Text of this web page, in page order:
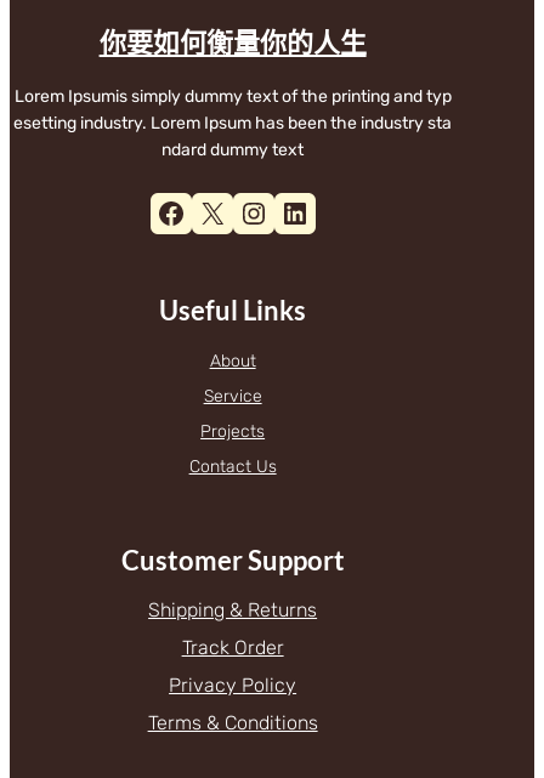
你要如何衡量你的人生
Lorem Ipsumis simply dummy text of the printing and typ
esetting industry. Lorem Ipsum has been the industry sta
ndard dummy text
Facebook X Instagram LinkedIn
Useful Links
About
Service
Projects
Contact Us
Customer Support
Shipping & Returns
Track Order
Privacy Policy
Terms & Conditions